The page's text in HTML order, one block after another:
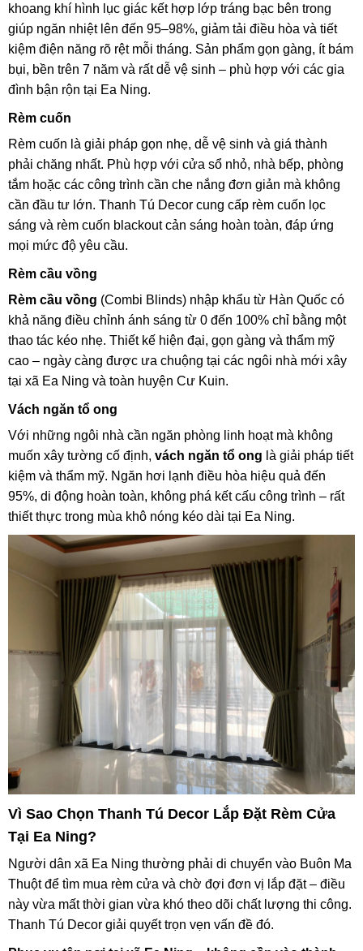
khoang khí hình lục giác kết hợp lớp tráng bạc bên trong
giúp ngăn nhiệt lên đến 95–98%, giảm tải điều hòa và tiết
kiệm điện năng rõ rệt mỗi tháng. Sản phẩm gọn gàng, ít bám
bụi, bền trên 7 năm và rất dễ vệ sinh – phù hợp với các gia
đình bận rộn tại Ea Ning.
Rèm cuốn
Rèm cuốn là giải pháp gọn nhẹ, dễ vệ sinh và giá thành
phải chăng nhất. Phù hợp với cửa sổ nhỏ, nhà bếp, phòng
tắm hoặc các công trình cần che nắng đơn giản mà không
cần đầu tư lớn. Thanh Tú Decor cung cấp rèm cuốn lọc
sáng và rèm cuốn blackout cản sáng hoàn toàn, đáp ứng
mọi mức độ yêu cầu.
Rèm cầu vồng
Rèm cầu vồng (Combi Blinds) nhập khẩu từ Hàn Quốc có
khả năng điều chỉnh ánh sáng từ 0 đến 100% chỉ bằng một
thao tác kéo nhẹ. Thiết kế hiện đại, gọn gàng và thẩm mỹ
cao – ngày càng được ưa chuộng tại các ngôi nhà mới xây
tại xã Ea Ning và toàn huyện Cư Kuin.
Vách ngăn tổ ong
Với những ngôi nhà cần ngăn phòng linh hoạt mà không
muốn xây tường cố định, vách ngăn tổ ong là giải pháp tiết
kiệm và thẩm mỹ. Ngăn hơi lạnh điều hòa hiệu quả đến
95%, di động hoàn toàn, không phá kết cấu công trình – rất
thiết thực trong mùa khô nóng kéo dài tại Ea Ning.
Vì Sao Chọn Thanh Tú Decor Lắp Đặt Rèm Cửa
Tại Ea Ning?
Người dân xã Ea Ning thường phải di chuyển vào Buôn Ma
Thuột để tìm mua rèm cửa và chờ đợi đơn vị lắp đặt – điều
này vừa mất thời gian vừa khó theo dõi chất lượng thi công.
Thanh Tú Decor giải quyết trọn vẹn vấn đề đó.